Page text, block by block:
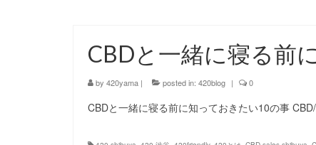
CBDと一緒に寝る前
by 420yama | posted in: 420blog | 0
CBDと一緒に寝る前に知っておきたい10の事